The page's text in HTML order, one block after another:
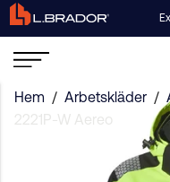
Hem / Arbetskläder /
2221P-W Aereo